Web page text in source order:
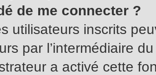
de me connecter ?
utilisateurs inscrits
par l’intermédiaire
a activé cette